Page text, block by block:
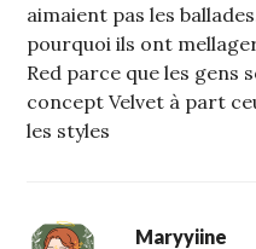
aimaient pas les
pourquoi ils ont
Red parce que les gens
concept Velvet à part
les styles
Maryyiine